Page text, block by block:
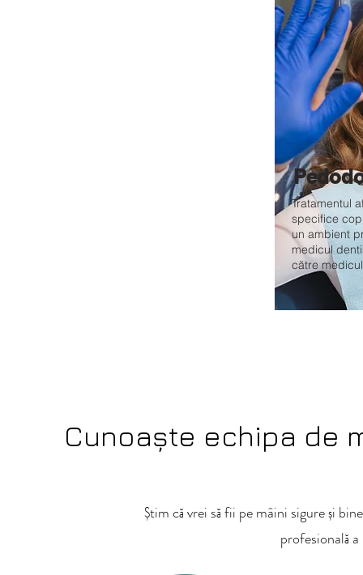
Tratamentul
specifice
un ambient
medicul
către
Cunoaște echipa de
Știm că vrei să fii pe mâini sigure și
profesională